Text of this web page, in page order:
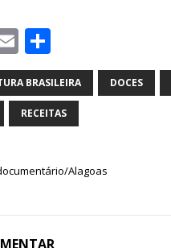
E
m
ai
l
h
ar
e
BRASILEIRA DOCES
RECEITAS
Alagoas